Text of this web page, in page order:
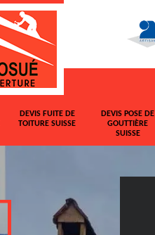
DEVIS FUITE DE
TOITURE SUISSE
DEVIS POSE DE
GOUTTIÈRE
SUISSE